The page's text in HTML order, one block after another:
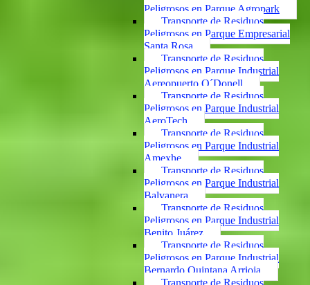
Peligrosos en Parque Agropark
Transporte de Residuos
Peligrosos en Parque Empresarial
Santa Rosa
Transporte de Residuos
Peligrosos en Parque Industrial
Aereopuerto O´Donell
Transporte de Residuos
Peligrosos en Parque Industrial
AeroTech
Transporte de Residuos
Peligrosos en Parque Industrial
Amexhe
Transporte de Residuos
Peligrosos en Parque Industrial
Balvanera
Transporte de Residuos
Peligrosos en Parque Industrial
Benito Juárez
Transporte de Residuos
Peligrosos en Parque Industrial
Bernardo Quintana Arrioja
Transporte de Residuos